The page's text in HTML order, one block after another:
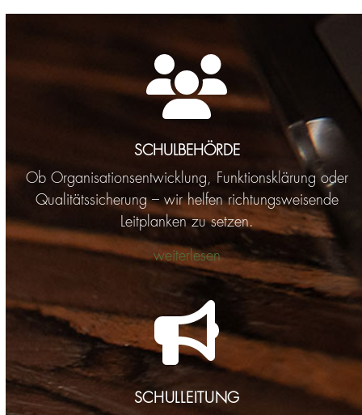
SCHULBEHÖRDE
Ob Organisationsentwicklung, Funktionsklärung oder
Qualitätssicherung – wir helfen richtungsweisende
Leitplanken zu setzen.
weiterlesen
SCHULLEITUNG